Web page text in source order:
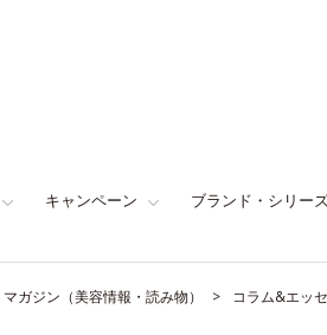
キャンペーン ブランド・シリー
マガジン（美容情報・読み物） コラム&エッ